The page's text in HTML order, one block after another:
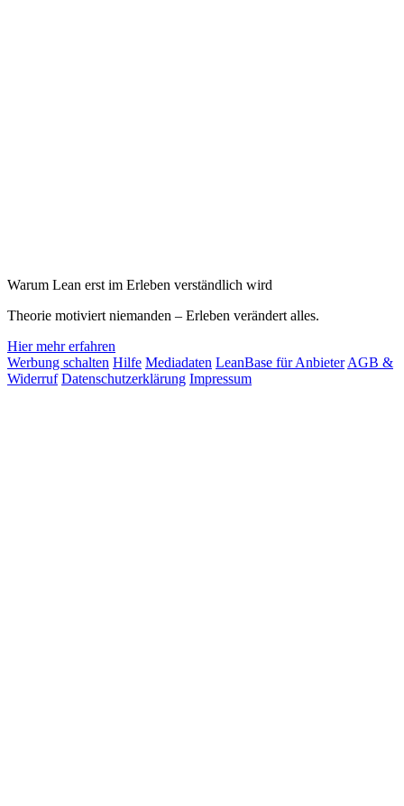
Warum Lean erst im Erleben verständlich wird
Theorie motiviert niemanden – Erleben verändert alles.
Hier mehr erfahren
Werbung schalten Hilfe Mediadaten LeanBase für Anbieter AGB &
Widerruf Datenschutzerklärung Impressum